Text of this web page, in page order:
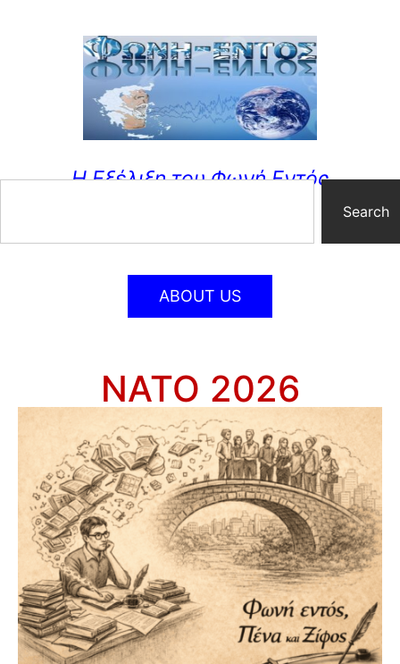
Η Εξέλιξη του Φωνή Εντός
Search
ABOUT US
ΝΑΤΟ 2026